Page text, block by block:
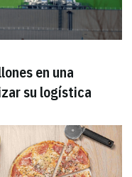
en una
su logística